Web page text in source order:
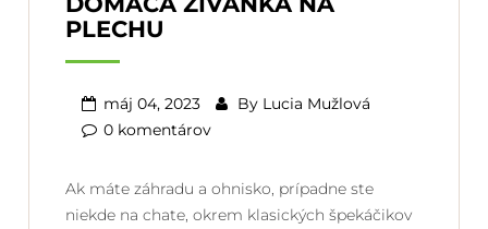
PLECHU
máj 04, 2023 By Lucia Mužlová
0 komentárov
Ak máte záhradu a ohnisko, prípadne ste
niekde na chate, okrem klasických špekáčikov